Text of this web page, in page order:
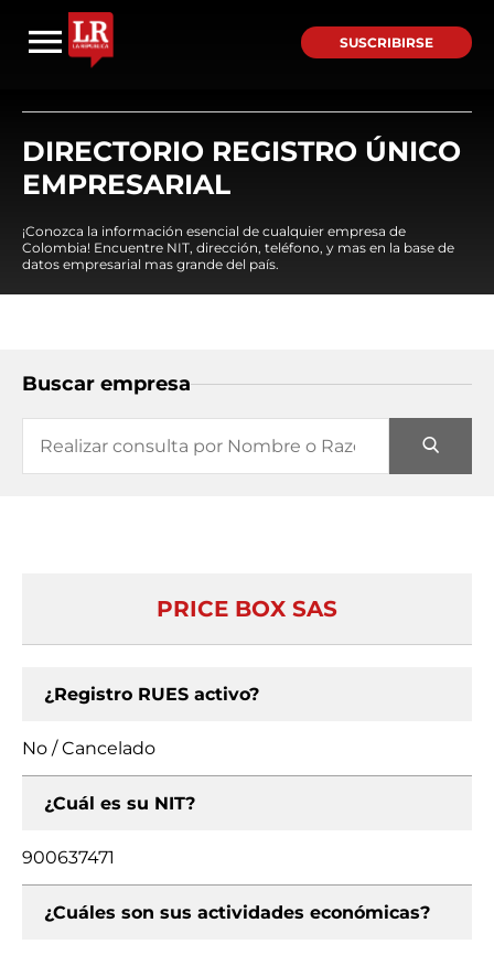
SUSCRIBIRSE
DIRECTORIO REGISTRO ÚNICO
EMPRESARIAL
¡Conozca la información esencial de cualquier empresa de
Colombia! Encuentre NIT, dirección, teléfono, y mas en la base de
datos empresarial mas grande del país.
Buscar empresa
PRICE BOX SAS
¿Registro RUES activo?
No / Cancelado
¿Cuál es su NIT?
900637471
¿Cuáles son sus actividades económicas?